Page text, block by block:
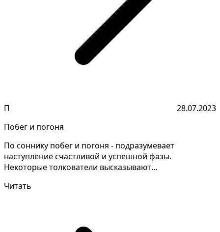
П
28.07.2023
Побег и погоня
По соннику побег и погоня - подразумевает
наступление счастливой и успешной фазы.
Некоторые толкователи высказывают
Читать